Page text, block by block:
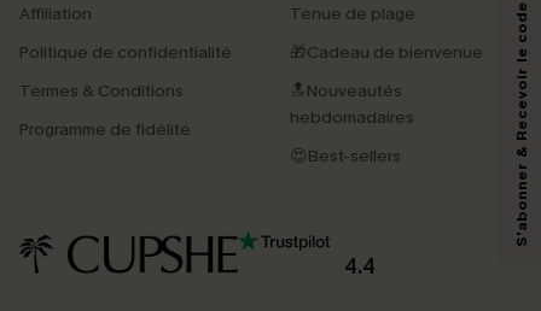
Affiliation
Politique de confidentialité
Termes & Conditions
Programme de fidélité
Tenue de plage
🎁Cadeau de bienvenue
🔝Nouveautés
hebdomadaires
😍Best-sellers
4.4
En soumettant votre adresse e-mail, vous acceptez de recevoir des e-mails
marketing (y compris du contenu généré par l'IA) de Cupshe et
reconnaissez avoir pris connaissance de nos
pouvons utiliser les données collectées sur notre site ainsi que des
produits susceptibles de vous intéresser, conformément à notre
Politique de
confidentialité
. Vous pouvez vous désabonner à tout moment.
S'abonner & Recevoir le code